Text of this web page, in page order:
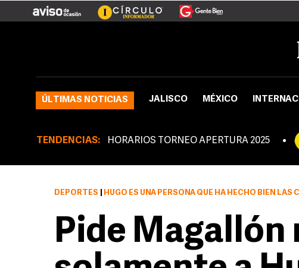
ÚLTIMAS NOTICIAS JALISCO MÉXICO
TENDENCIAS: HORARIOS TORNEO APERTURA 2025
DEPORTES HUGO ES UNA PERSONA QUE HA HECHO BIEN LAS
Pide Magallón